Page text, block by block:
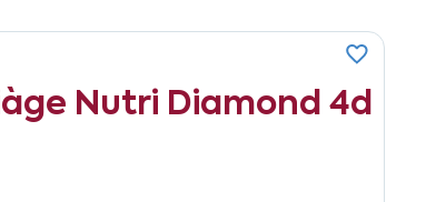
Nutri Diamond 4d